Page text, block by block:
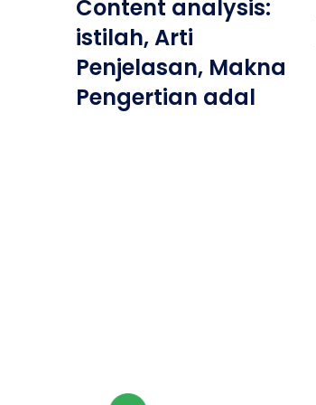
Content analysis:
istilah, Arti
Penjelasan, Makna
Pengertian adal